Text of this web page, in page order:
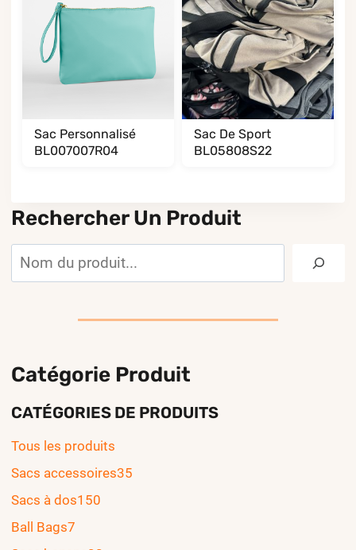
Sac Personnalisé
BL007007R04
Sac De Sport
BL05808S22
Rechercher Un Produit
Rechercher
Catégorie Produit
CATÉGORIES DE PRODUITS
Tous les produits
Sacs accessoires35
Sacs à dos150
Ball Bags7